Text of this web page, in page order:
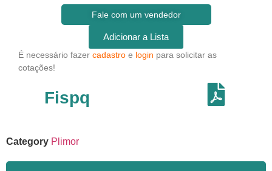
Fale com um vendedor
Adicionar a Lista
É necessário fazer cadastro e login para solicitar as
cotações!
Fispq
Category Plimor